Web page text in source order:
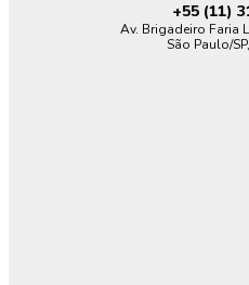
+55 (11)
Av. Brigadeiro Faria
São Paulo/